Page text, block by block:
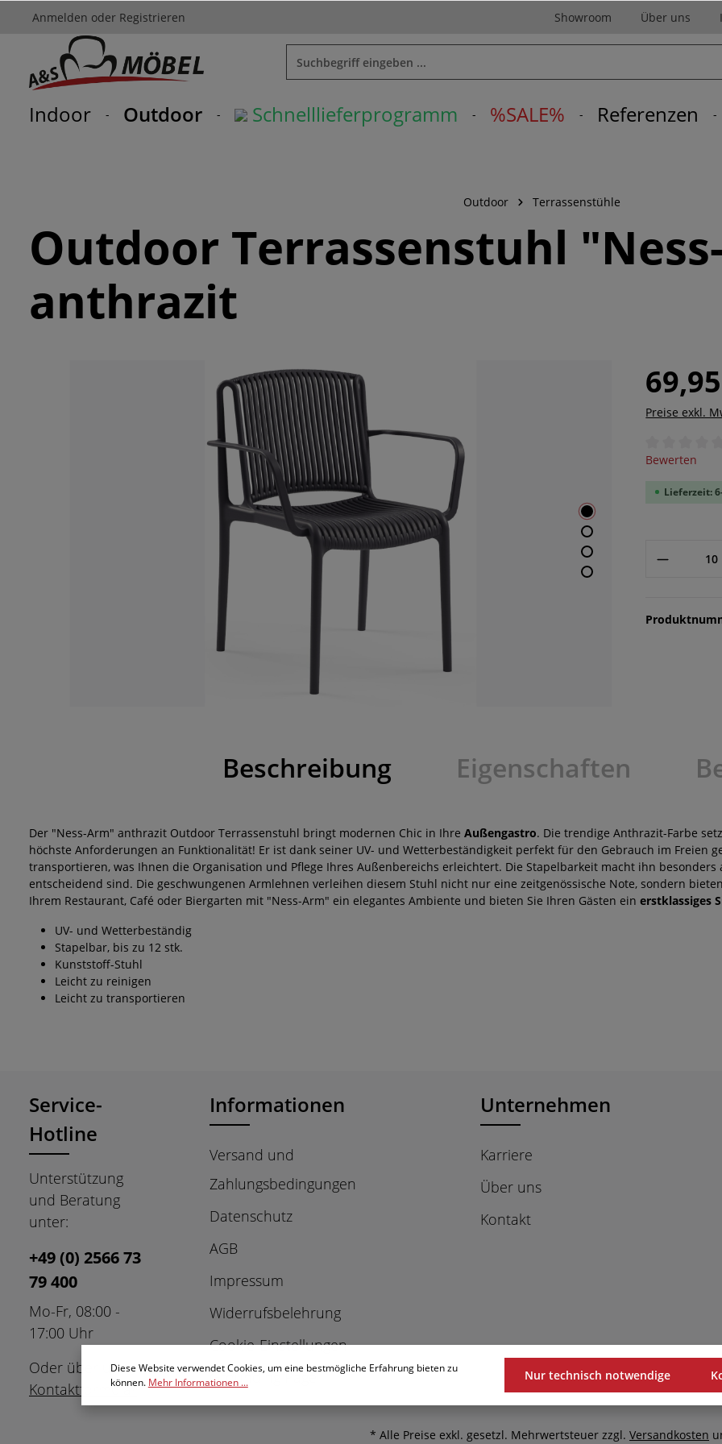
Zur Hauptnavigation springen
Anmelden oder Registrieren Showroom Über uns
Indoor Outdoor Schnelllieferprogramm %SALE% Referenzen
Outdoor Terrassenstühle
Outdoor Terrassenstuhl
anthrazit
Preise exkl.
Bewerten
Lieferzeit:
Beschreibung Eigenschaften
Der "Ness-Arm" anthrazit Outdoor Terrassenstuhl bringt modernen Chic in Ihre Außengastro. Die trendige Anthrazit-Farbe
höchste Anforderungen an Funktionalität! Er ist dank seiner UV- und Wetterbeständigkeit perfekt für den Gebrauch im Freien
transportieren, was Ihnen die Organisation und Pflege Ihres Außenbereichs erleichtert. Die Stapelbarkeit macht ihn
entscheidend sind. Die geschwungenen Armlehnen verleihen diesem Stuhl nicht nur eine zeitgenössische Note, sondern
Ihrem Restaurant, Café oder Biergarten mit "Ness-Arm" ein elegantes Ambiente und bieten Sie Ihren Gästen ein erstklassiges
UV- und Wetterbeständig
Stapelbar, bis zu 12 stk.
Kunststoff-Stuhl
Leicht zu reinigen
Leicht zu transportieren
Service-
Hotline
Unterstützung
und Beratung
unter:
+49 (0) 2566 73
79 400
Mo-Fr, 08:00 -
17:00 Uhr
Oder über unser
Kontaktformular.
Informationen
Versand und
Zahlungsbedingungen
Datenschutz
AGB
Impressum
Widerrufsbelehrung
Cookie-Einstellungen
Grounding Page
Unternehmen
Karriere
Über uns
Kontakt
* Alle Preise exkl. gesetzl. Mehrwertsteuer zzgl. Versandkosten
Diese Website verwendet Cookies, um eine bestmögliche Erfahrung bieten zu
können. Mehr Informationen ... Nur technisch notwendige